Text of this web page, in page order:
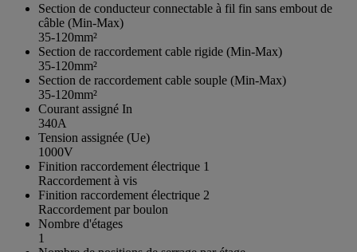
Section de conducteur connectable à fil fin sans embout de
câble (Min-Max)
35-120mm²
Section de raccordement cable rigide (Min-Max)
35-120mm²
Section de raccordement cable souple (Min-Max)
35-120mm²
Courant assigné In
340A
Tension assignée (Ue)
1000V
Finition raccordement électrique 1
Raccordement à vis
Finition raccordement électrique 2
Raccordement par boulon
Nombre d'étages
1